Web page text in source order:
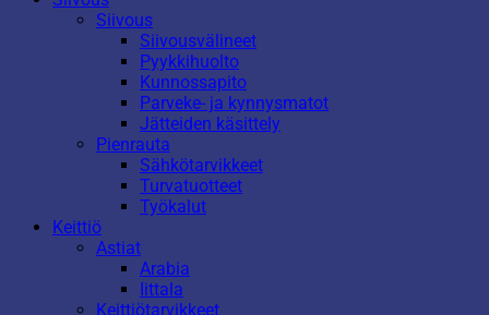
Siivous
Siivousvälineet
Pyykkihuolto
Kunnossapito
Parveke- ja kynnysmatot
Jätteiden käsittely
Pienrauta
Sähkötarvikkeet
Turvatuotteet
Työkalut
Keittiö
Astiat
Arabia
Iittala
Keittiötarvikkeet